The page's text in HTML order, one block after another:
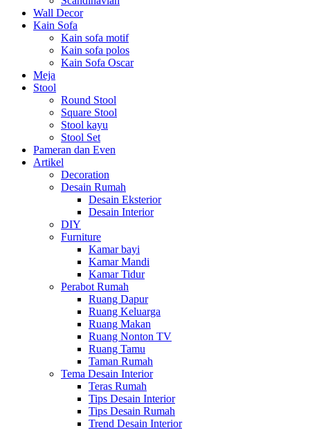
Wall Decor
Kain Sofa
Kain sofa motif
Kain sofa polos
Kain Sofa Oscar
Meja
Stool
Round Stool
Square Stool
Stool kayu
Stool Set
Pameran dan Even
Artikel
Decoration
Desain Rumah
Desain Eksterior
Desain Interior
DIY
Furniture
Kamar bayi
Kamar Mandi
Kamar Tidur
Perabot Rumah
Ruang Dapur
Ruang Keluarga
Ruang Makan
Ruang Nonton TV
Ruang Tamu
Taman Rumah
Tema Desain Interior
Teras Rumah
Tips Desain Interior
Tips Desain Rumah
Trend Desain Interior